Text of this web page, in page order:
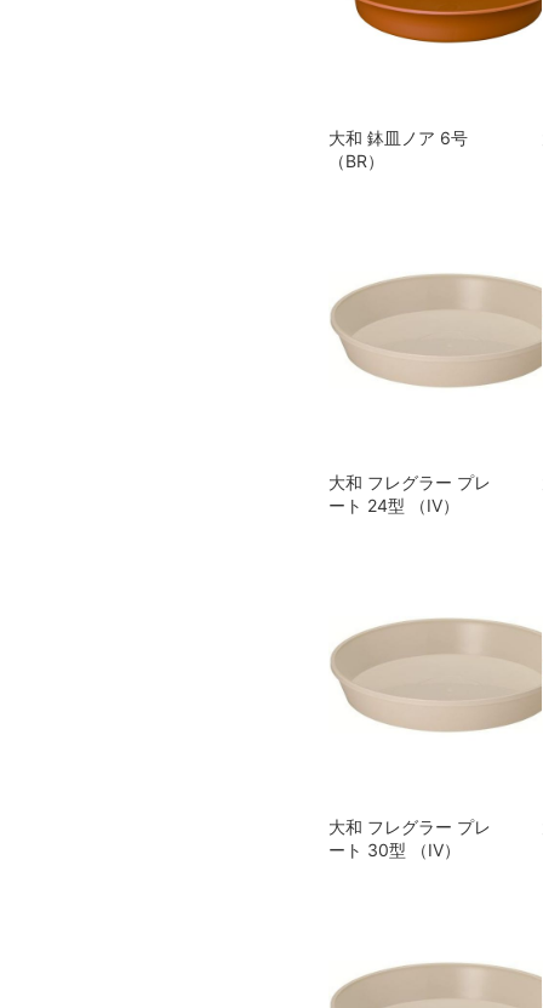
大和 鉢皿ノア 6号
（BR）
大和 フレグラー プレ
ート 24型 （IV）
大和 フレグラー プレ
ート 30型 （IV）